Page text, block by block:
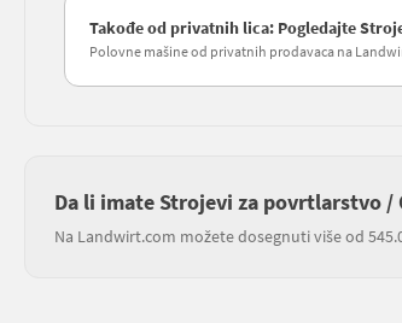
Takođe od privatnih lica: Pogledajte
Polovne mašine od privatnih prodavaca na
Da li imate Strojevi za povrtlarstvo
Na Landwirt.com možete dosegnuti više od